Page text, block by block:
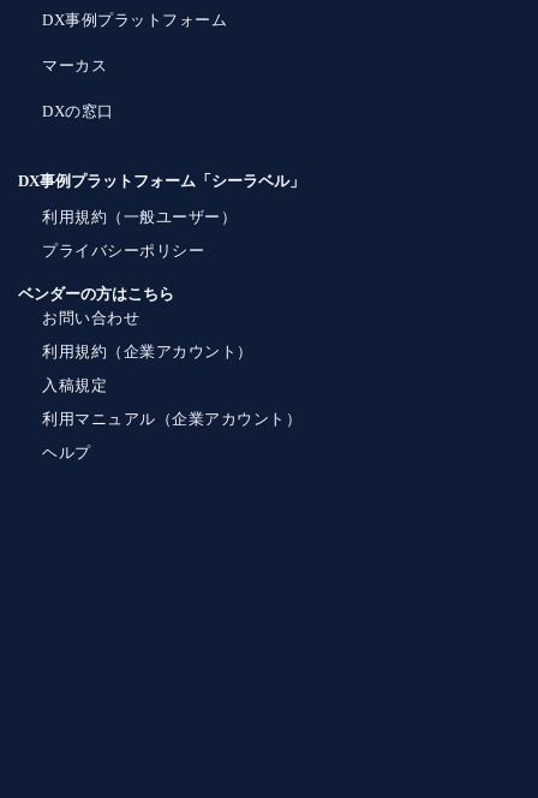
DX事例プラットフォーム
マーカス
DXの窓口
DX事例プラットフォーム「シーラベル」
利用規約（一般ユーザー）
プライバシーポリシー
ベンダーの方はこちら
お問い合わせ
利用規約（企業アカウント）
入稿規定
利用マニュアル（企業アカウント）
ヘルプ